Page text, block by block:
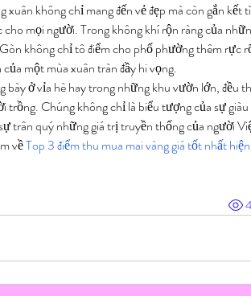
không chỉ mang đến vẻ đẹp mà còn gắn kết
mọi người. Trong không khí rộn ràng của
không chỉ tô điểm cho phố phường thêm rực
một mùa xuân tràn đầy hi vọng.
ở vỉa hè hay trong những khu vườn lớn, đều
trồng. Chúng không chỉ là biểu tượng của sự
trân quý những giá trị truyền thống của người
về Top 3 điểm thu mua mai vàng giá tốt nhất